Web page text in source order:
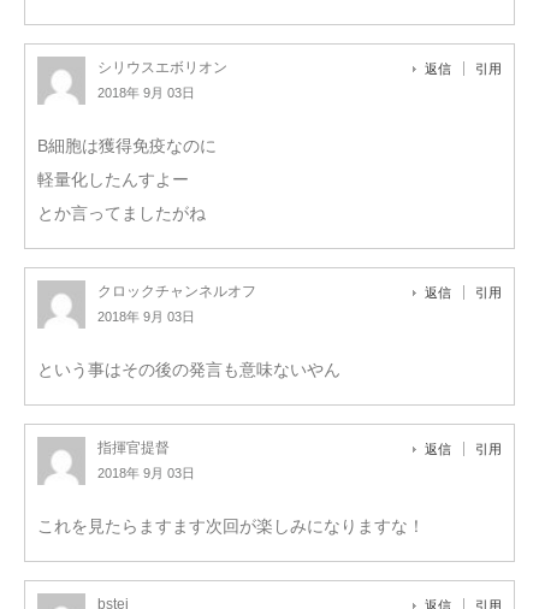
シリウスエボリオン
2018年 9月 03日
返信 引用
B細胞は獲得免疫なのに
軽量化したんすよー
とか言ってましたがね
クロックチャンネルオフ
2018年 9月 03日
返信 引用
という事はその後の発言も意味ないやん
指揮官提督
2018年 9月 03日
返信 引用
これを見たらますます次回が楽しみになりますな！
bstei 返信 引用